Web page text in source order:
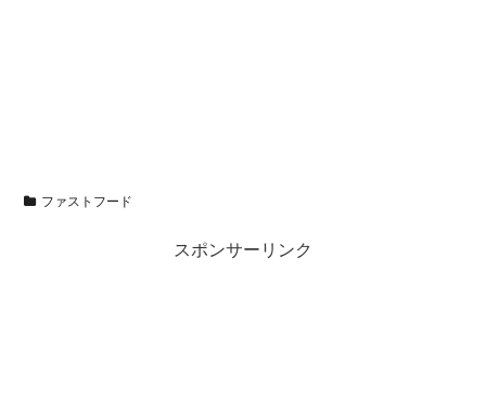
ファストフード
スポンサーリンク